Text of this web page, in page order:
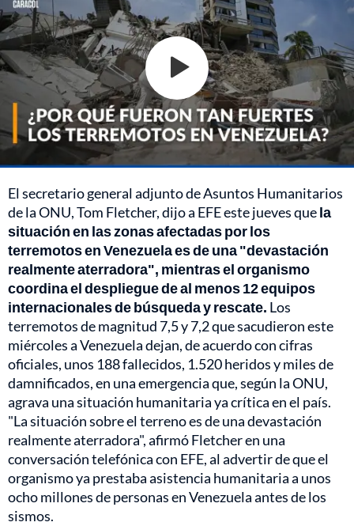
El secretario general adjunto de Asuntos Humanitarios
de la ONU, Tom Fletcher, dijo a EFE este jueves quela
situación en las zonas afectadas por los
terremotos en Venezuela es de una "devastación
realmente aterradora", mientras el organismo
coordina el despliegue de al menos 12 equipos
internacionales de búsqueda y rescate. Los
terremotos de magnitud 7,5 y 7,2 que sacudieron este
miércoles a Venezuela dejan, de acuerdo con cifras
oficiales, unos 188 fallecidos, 1.520 heridos y miles de
damnificados, en una emergencia que, según la ONU,
agrava una situación humanitaria ya crítica en el país.
"La situación sobre el terreno es de una devastación
realmente aterradora", afirmó Fletcher en una
conversación telefónica con EFE, al advertir de que el
organismo ya prestaba asistencia humanitaria a unos
ocho millones de personas en Venezuela antes de los
sismos.